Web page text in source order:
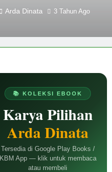
Arda Dinata 3 Tahun Ago
📚 KOLEKSI EBOOK
Karya Pilihan
Arda Dinata
Tersedia di Google Play Books /
KBM App — klik untuk membaca
atau membeli